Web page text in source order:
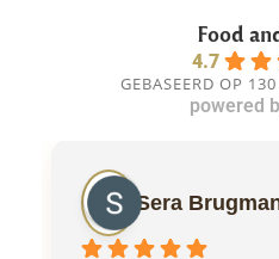
Food
4.7
GEBASEERD OP
powered
Sera